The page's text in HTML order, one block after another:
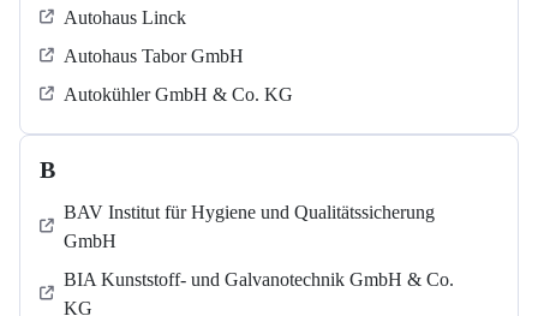
Autohaus Linck
Autohaus Tabor GmbH
Autokühler GmbH & Co. KG
B
BAV Institut für Hygiene und Qualitätssicherung
GmbH
BIA Kunststoff- und Galvanotechnik GmbH & Co.
KG